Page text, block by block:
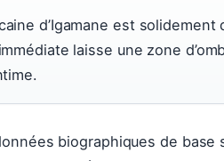
d’Igamane est
laisse une zone
biographiques de